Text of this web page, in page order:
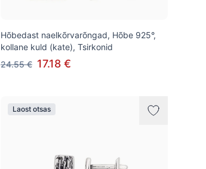
Hõbedast naelkõrvarõngad, Hõbe 925°,
kollane kuld (kate), Tsirkonid
24.55 € 17.18 €
Laost otsas